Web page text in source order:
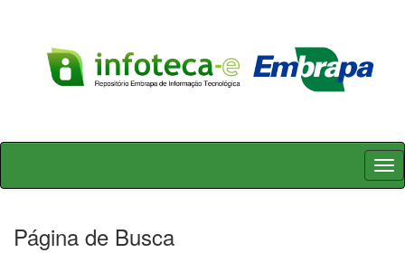
Skip
Página de Busca